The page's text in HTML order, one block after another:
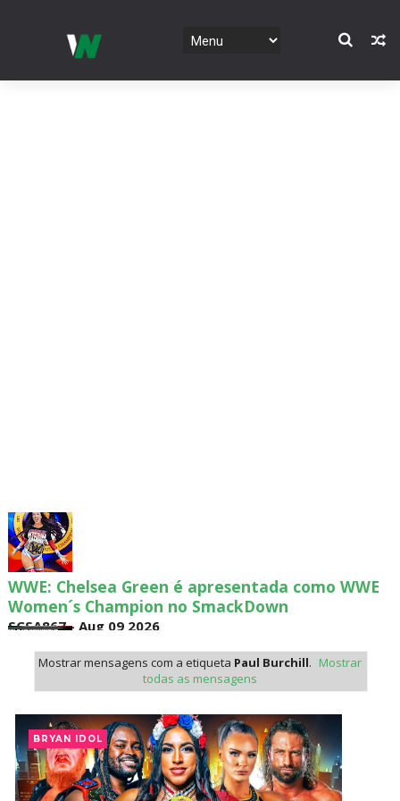
WWE: WWE revela bracket do torneio por World
Title Match no México
SCSA867- Aug 09 2026
WWE: Possível data de regresso de Rhea Ripley
revelada
SCSA867-Aug 09 2026
Mostrar mensagens com a etiqueta Paul Burchill. Mostrar
todas as mensagens
BRYAN IDOL